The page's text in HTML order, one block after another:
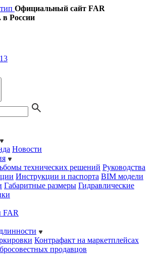
Официальный сайт FAR
в России
Новости
технических решений Руководства
Инструкции и паспорта BIM модели
Габаритные размеры Гидравлические
FAR
Контрафакт на маркетплейсах
продавцов